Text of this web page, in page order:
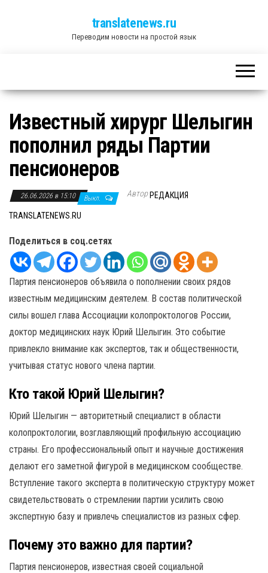
translatenews.ru
Переводим новости на простой язык
Известный хирург Шелыгин
пополнил ряды Партии
пенсионеров
26.06.2026 в 15:10 Выкл. Автор РЕДАКЦИЯ
TRANSLATENEWS.RU
Поделиться в соц.сетях
Партия пенсионеров объявила о пополнении своих рядов
известным медицинским деятелем. В состав политической
силы вошел глава Ассоциации колопроктологов России,
доктор медицинских наук Юрий Шелыгин. Это событие
привлекло внимание как экспертов, так и общественности,
учитывая статус нового члена партии.
Кто такой Юрий Шелыгин?
Юрий Шелыгин — авторитетный специалист в области
колопроктологии, возглавляющий профильную ассоциацию
страны. Его профессиональный опыт и научные достижения
делают его заметной фигурой в медицинском сообществе.
Вступление такого эксперта в политическую структуру может
свидетельствовать о стремлении партии усилить свою
экспертную базу и привлечь специалистов из разных сфер.
Почему это важно для партии?
Партия пенсионеров, известная своей социальной